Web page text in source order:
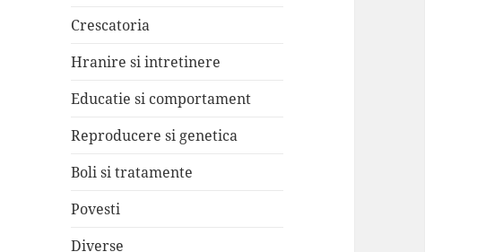
Crescatoria
Hranire si intretinere
Educatie si comportament
Reproducere si genetica
Boli si tratamente
Povesti
Diverse